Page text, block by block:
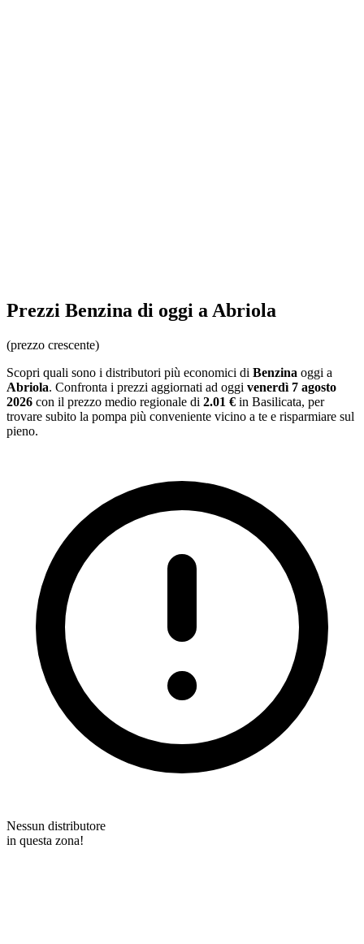
Prezzi Benzina di oggi a Abriola
(prezzo crescente)
Scopri quali sono i distributori più economici di Benzina oggi a
Abriola. Confronta i prezzi aggiornati ad oggi venerdì 7 agosto
2026 con il prezzo medio regionale di 2.01 € in Basilicata, per
trovare subito la pompa più conveniente vicino a te e risparmiare sul
pieno.
Nessun distributore
in questa zona!